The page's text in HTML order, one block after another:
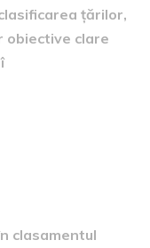
țărilor,
obiective clare
clasamentul